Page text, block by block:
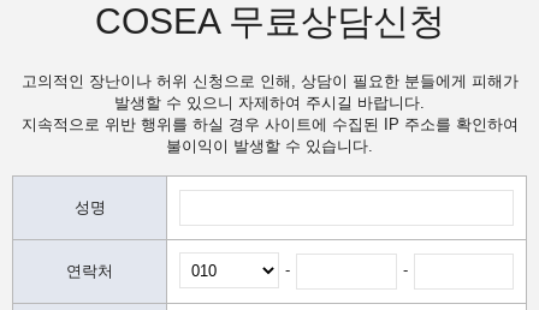
COSEA 무료상담신청
고의적인 장난이나 허위 신청으로 인해, 상담이 필요한 분들에게 피해가
발생할 수 있으니 자제하여 주시길 바랍니다.
지속적으로 위반 행위를 하실 경우 사이트에 수집된 IP 주소를 확인하여
불이익이 발생할 수 있습니다.
성명
연락처 - -